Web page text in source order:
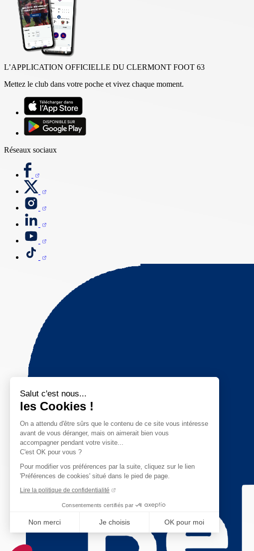
Salut c'est nous...
les Cookies !
On a attendu d'être sûrs que le contenu de ce site vous intéresse
avant de vous déranger, mais on aimerait bien vous
accompagner pendant votre visite...
C'est OK pour vous ?
Pour modifier vos préférences par la suite, cliquez sur le lien
'Préférences de cookies' situé dans le pied de page.
Lire la politique de confidentialité
Consentements certifiés par
Non merci Je choisis OK pour moi
Plateforme de Gestion du Consentement : Personnalisez vos Options
L’APPLICATION OFFICIELLE DU CLERMONT FOOT 63
Mettez le club dans votre poche et vivez chaque moment.
Réseaux sociaux